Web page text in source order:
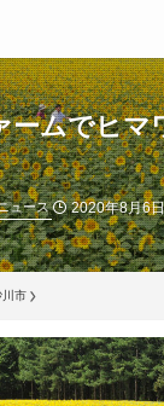
ームでヒマ
ュース 2020年8月6
川市